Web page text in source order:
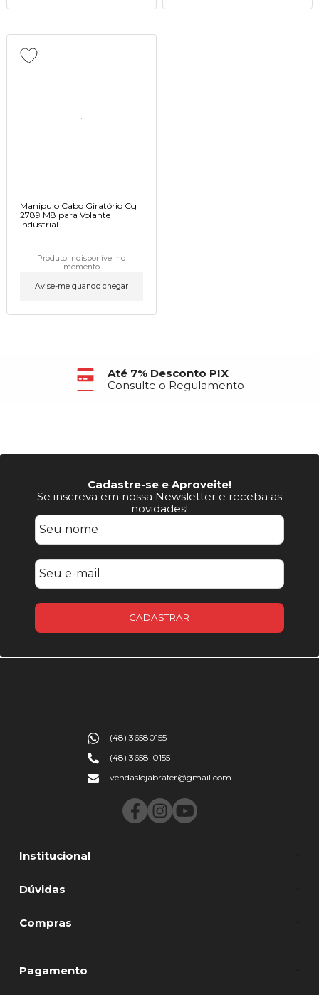
Manipulo Cabo Giratório Cg
2789 M8 para Volante
Industrial
Produto indisponível no
momento
Avise-me quando chegar
Até 7% Desconto PIX
Consulte o Regulamento
Cadastre-se e Aproveite!
Se inscreva em nossa Newsletter e receba as
novidades!
CADASTRAR
Institucional
Dúvidas
Compras
(48) 36580155
(48) 3658-0155
vendaslojabrafer@gmail.com
Pagamento